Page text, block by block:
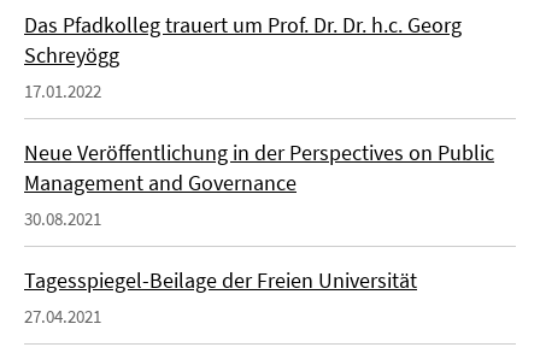
Das Pfadkolleg trauert um Prof. Dr. Dr. h.c. Georg
Schreyögg
17.01.2022
Neue Veröffentlichung in der Perspectives on Public
Management and Governance
30.08.2021
Tagesspiegel-Beilage der Freien Universität
27.04.2021